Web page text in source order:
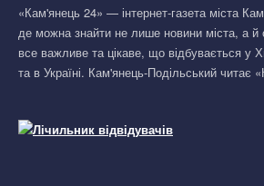
«Кам'янець 24» — інтернет-газета міста
де можна знайти не лише новини міста, а й
все важливе та цікаве, що відбувається у
та в Україні. Кам'янець-Подільський читає